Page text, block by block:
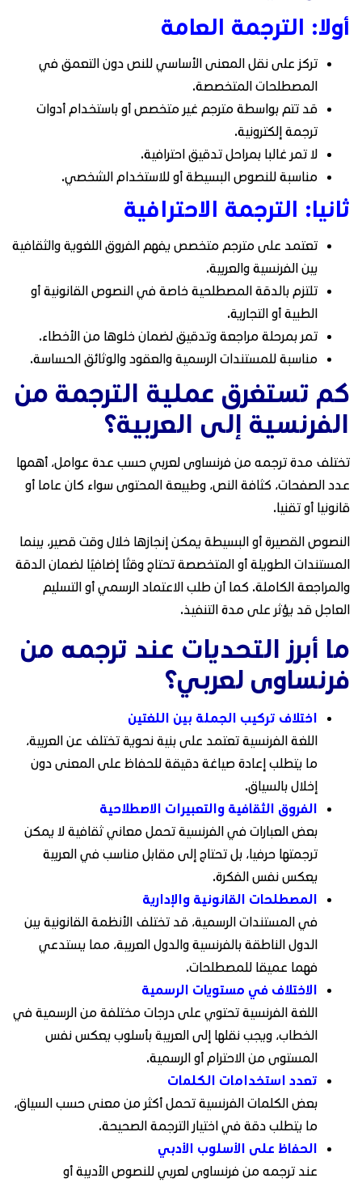
أولا: الترجمة العامة
تركز على نقل المعنى الأساسي للنص دون التعمق في
المصطلحات المتخصصة.
قد تتم بواسطة مترجم غير متخصص أو باستخدام أدوات
ترجمة إلكترونية.
لا تمر غالبا بمراحل تدقيق احترافية.
مناسبة للنصوص البسيطة أو للاستخدام الشخصي.
ثانيا: الترجمة الاحترافية
تعتمد على مترجم متخصص يفهم الفروق اللغوية والثقافية
بين الفرنسية والعربية.
تلتزم بالدقة المصطلحية خاصة في النصوص القانونية أو
الطبية أو التجارية.
تمر بمرحلة مراجعة وتدقيق لضمان خلوها من الأخطاء.
مناسبة للمستندات الرسمية والعقود والوثائق الحساسة.
كم تستغرق عملية الترجمة من
الفرنسية إلى العربية؟
تختلف مدة ترجمه من فرنساوى لعربي حسب عدة عوامل، أهمها
عدد الصفحات، كثافة النص، وطبيعة المحتوى سواء كان عاما أو
قانونيا أو تقنيا.
النصوص القصيرة أو البسيطة يمكن إنجازها خلال وقت قصير، بينما
المستندات الطويلة أو المتخصصة تحتاج وقتًا إضافيًا لضمان الدقة
والمراجعة الكاملة. كما أن طلب الاعتماد الرسمي أو التسليم
العاجل قد يؤثر على مدة التنفيذ.
ما أبرز التحديات عند ترجمه من
فرنساوى لعربي؟
اختلاف تركيب الجملة بين اللغتين
اللغة الفرنسية تعتمد على بنية نحوية تختلف عن العربية،
ما يتطلب إعادة صياغة دقيقة للحفاظ على المعنى دون
إخلال بالسياق.
الفروق الثقافية والتعبيرات الاصطلاحية
بعض العبارات في الفرنسية تحمل معاني ثقافية لا يمكن
ترجمتها حرفيا، بل تحتاج إلى مقابل مناسب في العربية
يعكس نفس الفكرة.
المصطلحات القانونية والإدارية
في المستندات الرسمية، قد تختلف الأنظمة القانونية بين
الدول الناطقة بالفرنسية والدول العربية، مما يستدعي
فهما عميقا للمصطلحات.
الاختلاف في مستويات الرسمية
اللغة الفرنسية تحتوي على درجات مختلفة من الرسمية في
الخطاب، ويجب نقلها إلى العربية بأسلوب يعكس نفس
المستوى من الاحترام أو الرسمية.
تعدد استخدامات الكلمات
بعض الكلمات الفرنسية تحمل أكثر من معنى حسب السياق،
ما يتطلب دقة في اختيار الترجمة الصحيحة.
الحفاظ على الأسلوب الأدبي
عند ترجمه من فرنساوى لعربي للنصوص الأدبية أو